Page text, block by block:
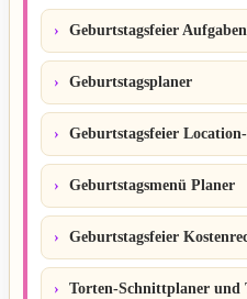
Geburtstagsfeier
Geburtstagsplaner
Geburtstagsfeier
Geburtstagsmenü Planer
Geburtstagsfeier
Torten-Schnittplaner und